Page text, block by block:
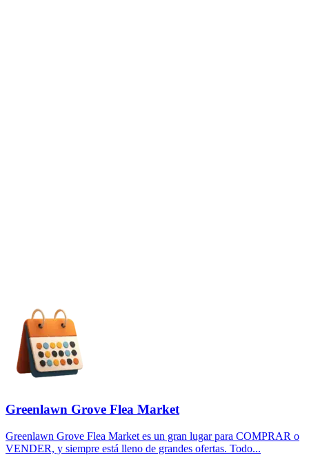
Greenlawn Grove Flea Market
Greenlawn Grove Flea Market es un gran lugar para COMPRAR o
VENDER, y siempre está lleno de grandes ofertas. Todo...